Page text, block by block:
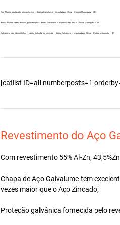
Aço Aluzinc no atacado, principalmente – Bobina Galvalume – Importada da China – Cidade Morungaba – SP.
Bobina Aluzinc carreta fechada, por exemplo – Bobina Galvalume – Importada da China – Cidade Morungaba – SP.
Galvalume para fabricar telhas – carreta fechada, por exemplo – Bobina Galvalume – Importada da China – Cidade Morungaba – SP.
[catlist ID=all numberposts=1
Revestimento do Aço
Com revestimento 55% Al-Zn, 43,5%Zn
Chapa de Aço Galvalume tem
vezes maior que o Aço Zincado;
Proteção galvânica fornecida pelo